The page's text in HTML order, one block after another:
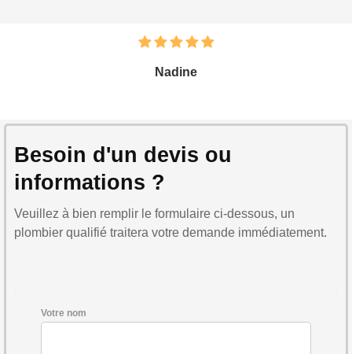
Nadine
Besoin d'un devis ou
informations ?
Veuillez à bien remplir le formulaire ci-dessous, un
plombier qualifié traitera votre demande immédiatement.
Votre nom